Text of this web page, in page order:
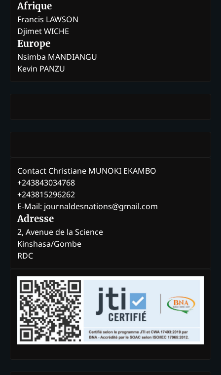
Afrique
Francis LAWSON
Djimet WICHE
Europe
Nsimba MANDIANGU
Kevin PANZU
Contact Christiane MUNOKI EKAMBO
+243843034768
+243815296262
E-Mail: journaldesnations@gmail.com
Adresse
2, Avenue de la Science
Kinshasa/Gombe
RDC